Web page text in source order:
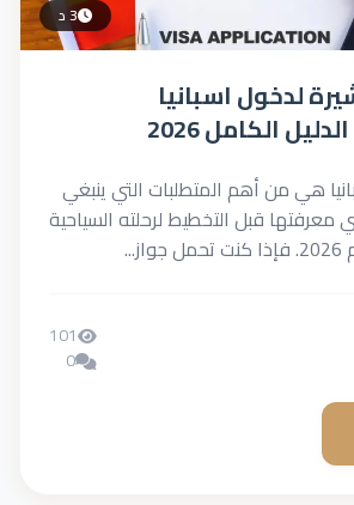
3 د
لدخول اسبانيا
الكامل 2026
هي من أهم المتطلبات التي ينبغي
قبل التخطيط لرحلته السياحية
101
0